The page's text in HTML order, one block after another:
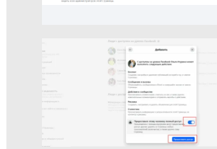
Нам остаётся лишь нажать кнопку
ссылку на нужный соц, нажать
полный доступ” и ввести пароль: